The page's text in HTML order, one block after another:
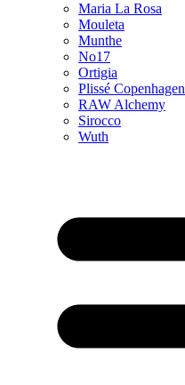
Maria La Rosa
Mouleta
Munthe
No17
Ortigia
Plissé Copenhagen
RAW Alchemy
Sirocco
Wuth